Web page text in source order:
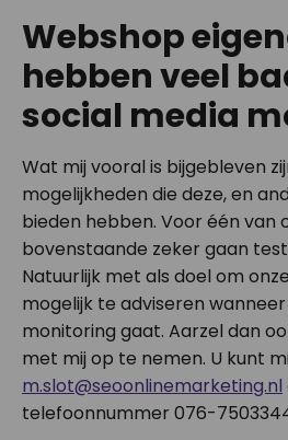
Webshop
hebben veel
social media
Wat mij vooral is bijgebleven
mogelijkheden die deze, en
bieden hebben. Voor één van
bovenstaande zeker gaan
Natuurlijk met als doel om
mogelijk te adviseren
monitoring gaat. Aarzel dan
met mij op te nemen. U kunt
m.slot@seoonlinemarketing.nl
telefoonnummer 076-